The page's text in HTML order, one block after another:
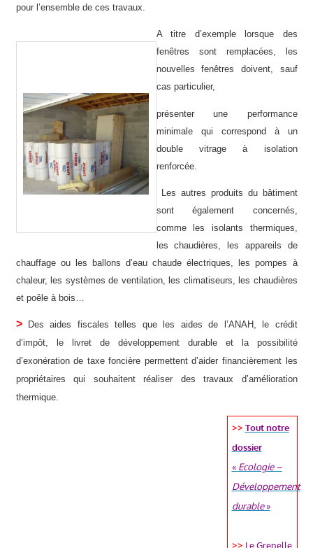
pour l’ensemble de ces travaux.
A titre d’exemple lorsque des
fenêtres sont remplacées, les
nouvelles fenêtres doivent, sauf
cas particulier,
présenter une performance
minimale qui correspond à un
double vitrage à isolation
renforcée.
Les autres produits du bâtiment
sont également concernés,
comme les isolants thermiques,
les chaudières, les appareils de
chauffage ou les ballons d’eau chaude électriques, les pompes à
chaleur, les systèmes de ventilation, les climatiseurs, les chaudières
et poêle à bois…
>
Des aides fiscales telles que les aides de l’ANAH, le crédit
d’impôt, le livret de développement durable et la possibilité
d’exonération de taxe foncière permettent d’aider financièrement les
propriétaires qui souhaitent réaliser des travaux d’amélioration
thermique.
>> Tout notre
dossier
« Ecologie –
Développement
durable»
>> Le Grenelle